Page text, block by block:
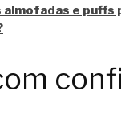
almofadas e